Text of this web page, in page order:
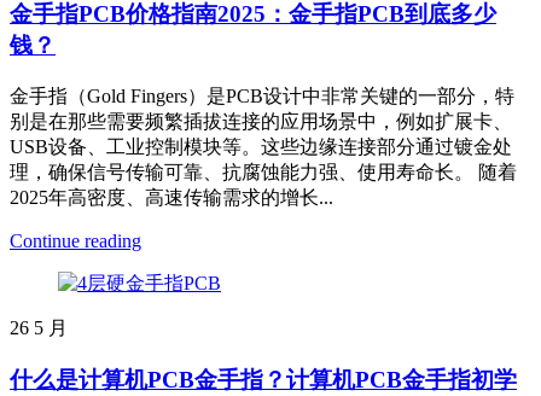
金手指PCB价格指南2025：金手指PCB到底多少
钱？
金手指（Gold Fingers）是PCB设计中非常关键的一部分，特
别是在那些需要频繁插拔连接的应用场景中，例如扩展卡、
USB设备、工业控制模块等。这些边缘连接部分通过镀金处
理，确保信号传输可靠、抗腐蚀能力强、使用寿命长。 随着
2025年高密度、高速传输需求的增长...
Continue reading
26 5 月
什么是计算机PCB金手指？计算机PCB金手指初学